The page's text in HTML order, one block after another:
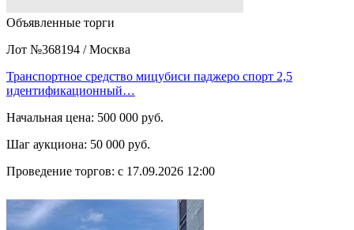
Объявленные торги
Лот №368194 / Москва
Транспортное средство мицубиси паджеро спорт 2,5
идентификационный…
Начальная цена: 500 000 руб.
Шаг аукциона: 50 000 руб.
Проведение торгов: с 17.09.2026 12:00